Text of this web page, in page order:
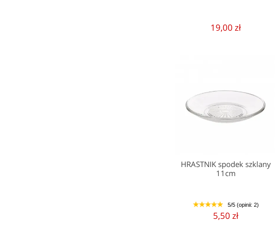
19,00 zł
HRASTNIK spodek szklany
11cm
1 2 3 4 5 5/5 (opinii: 2)
5,50 zł